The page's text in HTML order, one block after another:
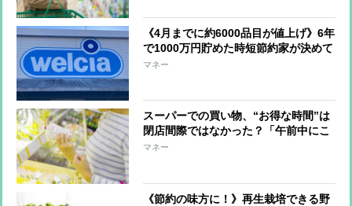
《4月までに約6000品目が値上げ》6年
で1000万円貯めた時短節約家が決めて
いる「スーパー＆コンビニで絶対買わ
マネー
スーパーでの買い物、“お得な時間”は
閉店間際ではなかった？「午前中にこ
そ行くべき」理由を節約アドバイザー
マネー
《節約の味方に！》再生栽培できる野